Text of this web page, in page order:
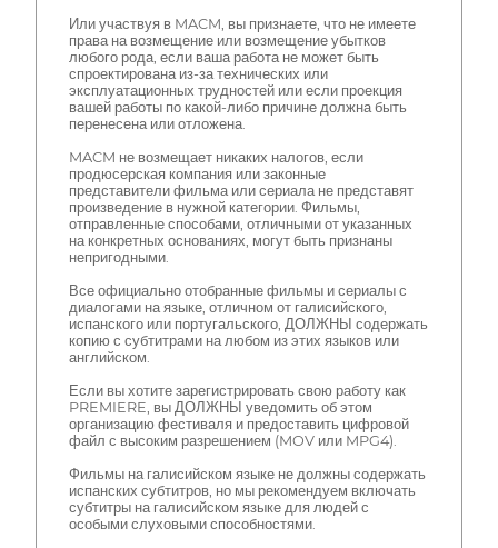
Или участвуя в MACM, вы признаете, что не имеете
права на возмещение или возмещение убытков
любого рода, если ваша работа не может быть
спроектирована из-за технических или
эксплуатационных трудностей или если проекция
вашей работы по какой-либо причине должна быть
перенесена или отложена.
MACM не возмещает никаких налогов, если
продюсерская компания или законные
представители фильма или сериала не представят
произведение в нужной категории. Фильмы,
отправленные способами, отличными от указанных
на конкретных основаниях, могут быть признаны
непригодными.
Все официально отобранные фильмы и сериалы с
диалогами на языке, отличном от галисийского,
испанского или португальского, ДОЛЖНЫ содержать
копию с субтитрами на любом из этих языков или
английском.
Если вы хотите зарегистрировать свою работу как
PREMIERE, вы ДОЛЖНЫ уведомить об этом
организацию фестиваля и предоставить цифровой
файл с высоким разрешением (MOV или MPG4).
Фильмы на галисийском языке не должны содержать
испанских субтитров, но мы рекомендуем включать
субтитры на галисийском языке для людей с
особыми слуховыми способностями.